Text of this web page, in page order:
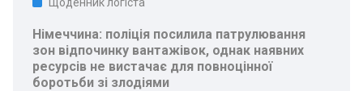
Німеччина: поліція посилила патрулювання
зон відпочинку вантажівок, однак наявних
ресурсів не вистачає для повноцінної
боротьби зі злодіями